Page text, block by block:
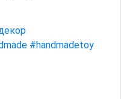
#handmadetoy